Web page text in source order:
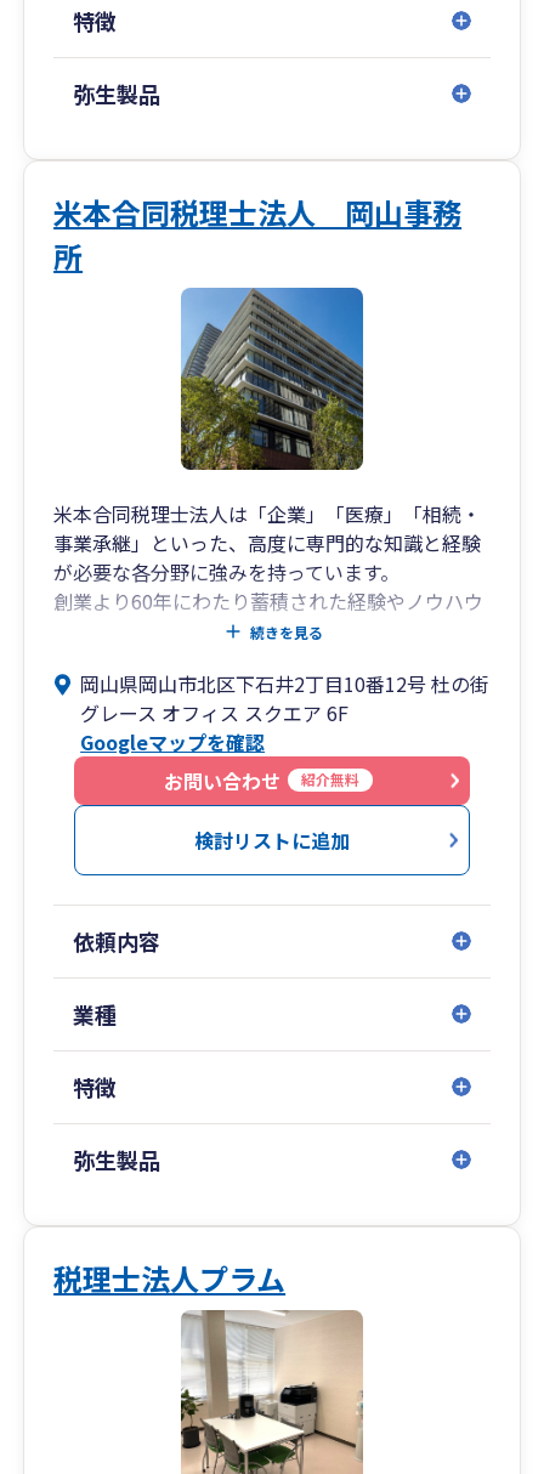
特徴
弥生製品
米本合同税理士法人 岡山事務
所
米本合同税理士法人は「企業」「医療」「相続・
事業承継」といった、高度に専門的な知識と経験
が必要な各分野に強みを持っています。
創業より60年にわたり蓄積された経験やノウハウ
を活かすとともに、各分野における経験豊富なス
供いたします。
米本合同税理士法人 岡山事務所は、岡山の地にお
いて1951年より櫻井会計事務所（後身、みどり合
同会計）として開業し、
2012年7月に米本合同税理士法人へ事業譲渡を行
いました。現在は「杜の街グレース オフィス スク
岡山事務所スタッフの平均年齢は30代と若いメン
バーが多く中四国エリア全域に関与先を有してお
り、県内・県外問わず、毎月の訪問に加え、オン
岡山事務所では、中長期計画の策定支援により事
業計画を更に具体化し、面談時には対計画比で損
また、資産税に特化した税理士による相続対策及
び事業承継対策を実施し、法人・個人に対するト
ータルコンサルティングを行っています。その他
にも医療機関（医療法人、特定医療法人、社会医
療法人、社会福祉法人、開業医、調剤薬局等）へ
の関与実績も豊富であり、開業指導・医療法人設
続きを見る
岡山県岡山市北区下石井2丁目10番12号 杜の街
グレース オフィス スクエア 6F
Googleマップを確認
お問い合わせ
紹介無料
検討リストに追加
依頼内容
業種
特徴
弥生製品
税理士法人プラム